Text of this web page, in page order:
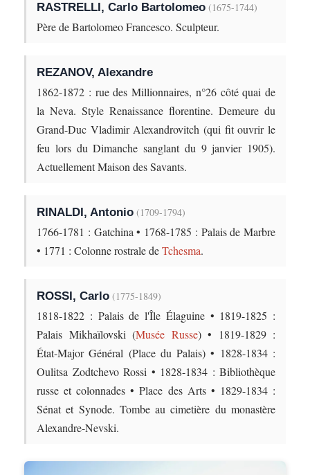
RASTRELLI, Carlo Bartolomeo (1675-1744)
Père de Bartolomeo Francesco. Sculpteur.
REZANOV, Alexandre
1862-1872 : rue des Millionnaires, n°26 côté quai de
la Neva. Style Renaissance florentine. Demeure du
Grand-Duc Vladimir Alexandrovitch (qui fit ouvrir le
feu lors du Dimanche sanglant du 9 janvier 1905).
Actuellement Maison des Savants.
RINALDI, Antonio (1709-1794)
1766-1781 : Gatchina • 1768-1785 : Palais de Marbre
• 1771 : Colonne rostrale deTchesma.
ROSSI, Carlo (1775-1849)
1818-1822 : Palais de l'Île Élaguine • 1819-1825 :
Palais Mikhaïlovski (Musée Russe) • 1819-1829 :
État-Major Général (Place du Palais) • 1828-1834 :
Oulitsa Zodtchevo Rossi • 1828-1834 : Bibliothèque
russe et colonnades • Place des Arts • 1829-1834 :
Sénat et Synode. Tombe au cimetière du monastère
Alexandre-Nevski.